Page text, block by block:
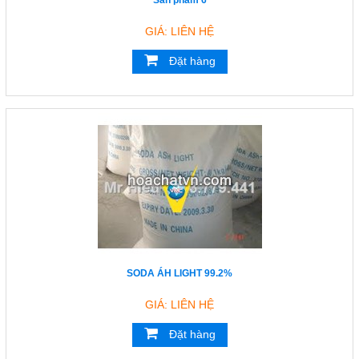
GIÁ: LIÊN HỆ
Đặt hàng
SODA ÁH LIGHT 99.2%
GIÁ: LIÊN HỆ
Đặt hàng